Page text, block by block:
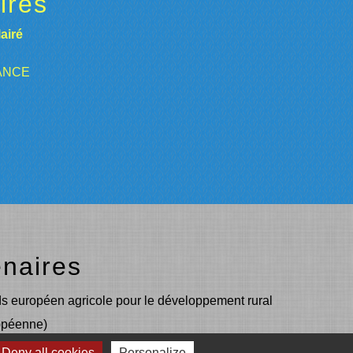
européen agricole pour le développement rural